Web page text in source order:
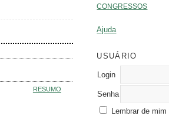
CONGRESSOS
Ajuda
USUÁRIO
Login
Senha
Lembrar de mim
RESUMO